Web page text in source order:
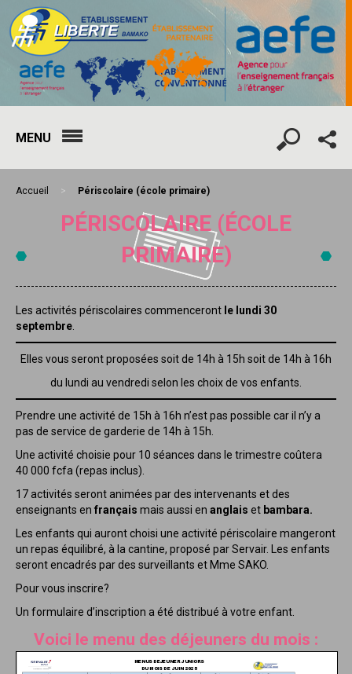
MENU
Accueil > Périscolaire (école primaire)
PÉRISCOLAIRE (ÉCOLE
PRIMAIRE)
Les activités périscolaires commenceront le lundi 30
septembre
Elles vous seront proposées soit de 14h à 15h soit de 14h à 16h
du lundi au vendredi selon les choix de vos enfants.
Prendre une activité de 15h à 16h n’est pas possible car il n’y a
pas de service de garderie de 14h à 15h.
Une activité choisie pour 10 séances dans le trimestre coûtera
40 000 fcfa (repas inclus).
17 activités seront animées par des intervenants et des
enseignants en français mais aussi en anglais et bambara.
Les enfants qui auront choisi une activité périscolaire mangeront
un repas équilibré, à la cantine, proposé par Servair. Les enfants
seront encadrés par des surveillants et Mme SAKO.
Pour vous inscrire?
Un formulaire d’inscription a été distribué à votre enfant.
Voici le menu des déjeuners du mois :